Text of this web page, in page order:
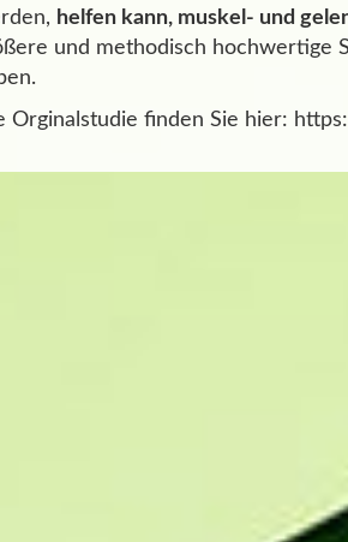
helfen kann, muskel- und
und methodisch hochwertige
Orginalstudie finden Sie hier: